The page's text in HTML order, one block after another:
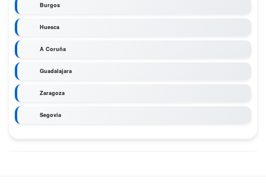
Burgos
Huesca
A Coruña
Guadalajara
Zaragoza
Segovia